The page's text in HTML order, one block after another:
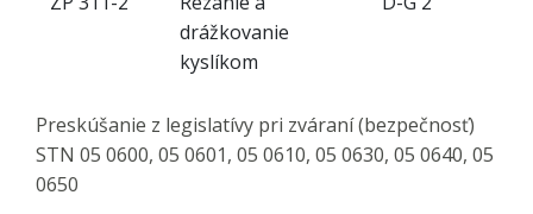
drážkovanie
kyslíkom
Preskúšanie z legislatívy pri zváraní (bezpečnosť)
STN 05 0600, 05 0601, 05 0610, 05 0630, 05 0640, 05
0650